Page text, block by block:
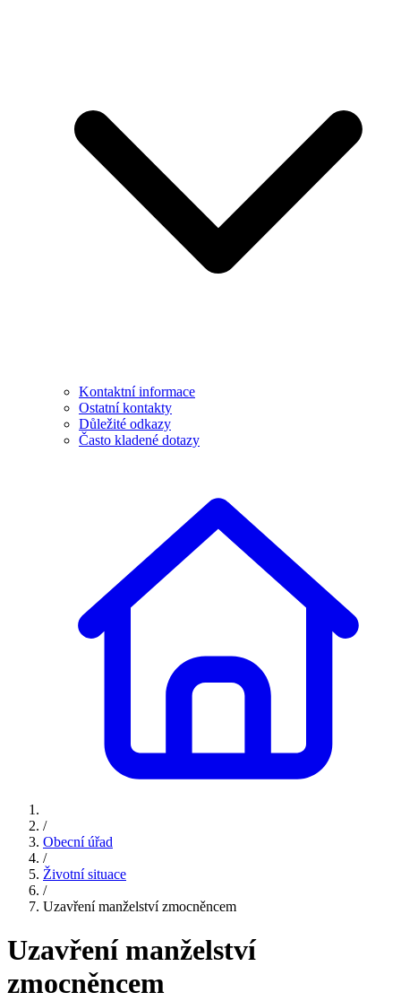
Kontaktní informace
Ostatní kontakty
Důležité odkazy
Často kladené dotazy
/
Obecní úřad
/
Životní situace
/
Uzavření manželství zmocněncem
Uzavření manželství
zmocněncem